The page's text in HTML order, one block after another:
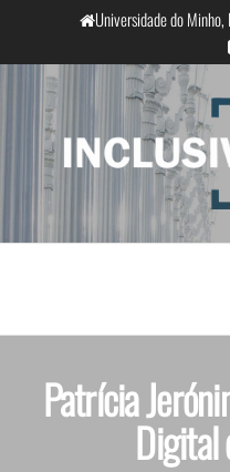
Universidade do
InclusiveCourts
Patrícia
Digital